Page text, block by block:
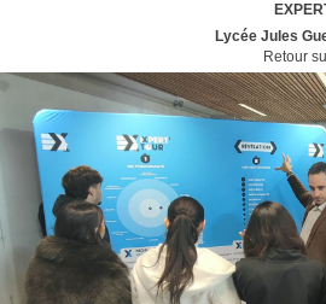
Lycée Jules
Retour